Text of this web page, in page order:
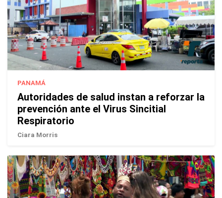
PANAMÁ
Autoridades de salud instan a reforzar la
prevención ante el Virus Sincitial
Respiratorio
Ciara Morris